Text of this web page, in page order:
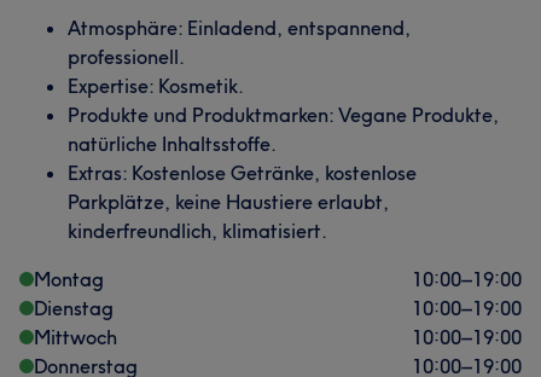
Atmosphäre: Einladend, entspannend,
professionell.
Expertise: Kosmetik.
Produkte und Produktmarken: Vegane Produkte,
natürliche Inhaltsstoffe.
Extras: Kostenlose Getränke, kostenlose
Parkplätze, keine Haustiere erlaubt,
kinderfreundlich, klimatisiert.
Montag
10:00–19:00
Dienstag
10:00–19:00
Mittwoch
10:00–19:00
Donnerstag
10:00–19:00